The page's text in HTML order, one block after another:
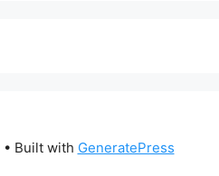
• Built with GeneratePress